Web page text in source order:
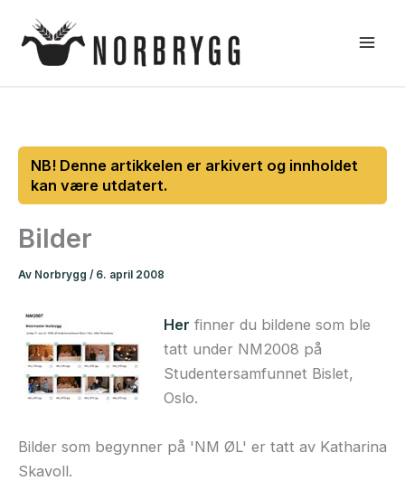
rett
Bilder
Av Norbrygg / 6. april 2008
Her finner du bildene som ble
tatt under NM2008 på
Studentersamfunnet Bislet,
Oslo.
Bilder som begynner på 'NM ØL' er tatt av Katharina
Skavoll.